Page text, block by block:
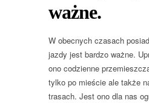
ważne.
W obecnych czasach
jazdy jest bardzo ważne.
ono codzienne
tylko po mieście ale także
trasach. Jest ono dla nas